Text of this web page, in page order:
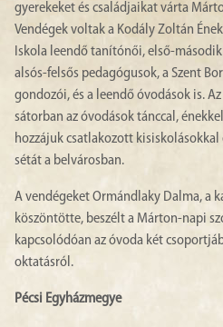
gyerekeket és családjaikat várta
Vendégek voltak a Kodály Zoltán
Iskola leendő tanítónői, első-
alsós-felsős pedagógusok, a Szent
gondozói, és a leendő óvodások is.
sátorban az óvodások tánccal,
hozzájuk csatlakozott
sétát a belvárosban.
A vendégeket Ormándlaky Dalma, a
köszöntötte, beszélt a Márton-napi
kapcsolódóan az óvoda két
oktatásról.
Pécsi Egyházmegye